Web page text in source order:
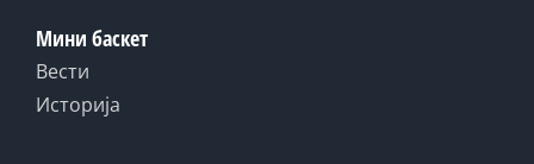
Мини баскет
Вести
Историја